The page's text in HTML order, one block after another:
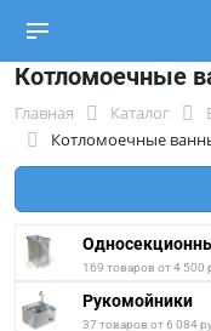
Котломоечные
Главная Каталог
Котломоечные
169 товаров от 4 500
Рукомойники
37 товаров от 6 084